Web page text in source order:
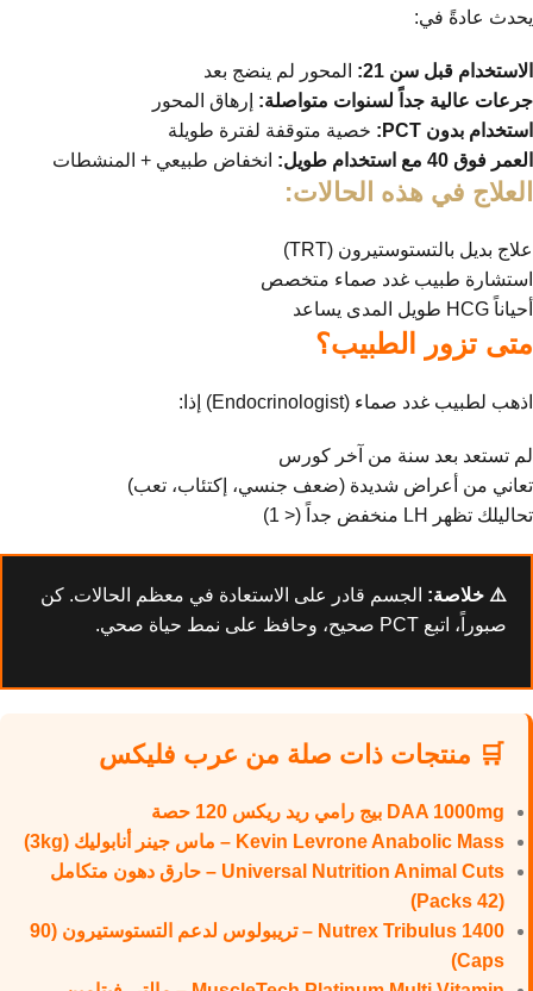
يحدث عادةً في:
الاستخدام قبل سن 21:
المحور لم ينضج بعد
جرعات عالية جداً لسنوات متواصلة: إرهاق المحور
استخدام بدون PCT:
خصية متوقفة لفترة طويلة
العمر فوق 40 مع استخدام طويل:
انخفاض طبيعي + المنشطات
العلاج في هذه الحالات:
علاج بديل بالتستوستيرون (TRT)
استشارة طبيب غدد صماء متخصص
أحياناً HCG طويل المدى يساعد
متى تزور الطبيب؟
اذهب لطبيب غدد صماء (Endocrinologist) إذا:
لم تستعد بعد سنة من آخر كورس
تعاني من أعراض شديدة (ضعف جنسي، إكتئاب، تعب)
تحاليلك تظهر LH منخفض جداً (< 1)
⚠️ خلاصة: الجسم قادر على الاستعادة في معظم الحالات. كن
صبوراً، اتبع PCT صحيح، وحافظ على نمط حياة صحي.
🛒 منتجات ذات صلة من عرب فليكس
DAA 1000mg بيج رامي ريد ريكس 120 حصة
Kevin Levrone Anabolic Mass – ماس جينر أنابوليك (3kg)
Universal Nutrition Animal Cuts – حارق دهون متكامل
(42 Packs)
Nutrex Tribulus 1400 – تريبولوس لدعم التستوستيرون (90
Caps)